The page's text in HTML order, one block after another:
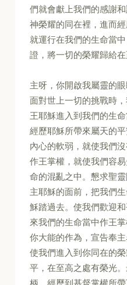
們就會獻上我們的感謝
神榮耀的同在裡，進而
就運行在我們的生命當
證，將一切的榮耀歸給在
主呀，你開啟我屬靈的
面對世上一切的挑戰時
王耶穌進入到我們的生
經歷耶穌所帶來屬天的
內心的軟弱，就使我們
作王掌權，就使我們容
命的混亂之中。懇求聖
主耶穌的面前，把我們
穌踏過去。使我們歡迎
來我們的生命當中作王
你大能的作為，宣告奉
使我們進入到你同在的
平，在至高之處有榮光